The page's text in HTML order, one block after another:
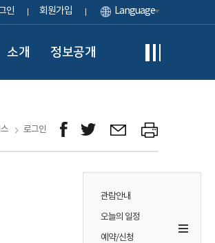
인 회원가입 Language
소개 정보공개
관람안내
오늘의 일정
예약/신청
로그인